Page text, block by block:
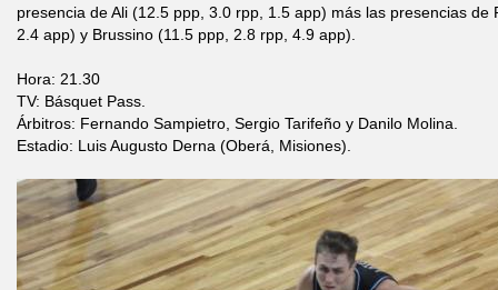
presencia de Ali (12.5 ppp, 3.0 rpp, 1.5 app) más las presencias de
2.4 app) y Brussino (11.5 ppp, 2.8 rpp, 4.9 app).
Hora: 21.30
TV: Básquet Pass.
Árbitros: Fernando Sampietro, Sergio Tarifeño y Danilo Molina.
Estadio: Luis Augusto Derna (Oberá, Misiones).